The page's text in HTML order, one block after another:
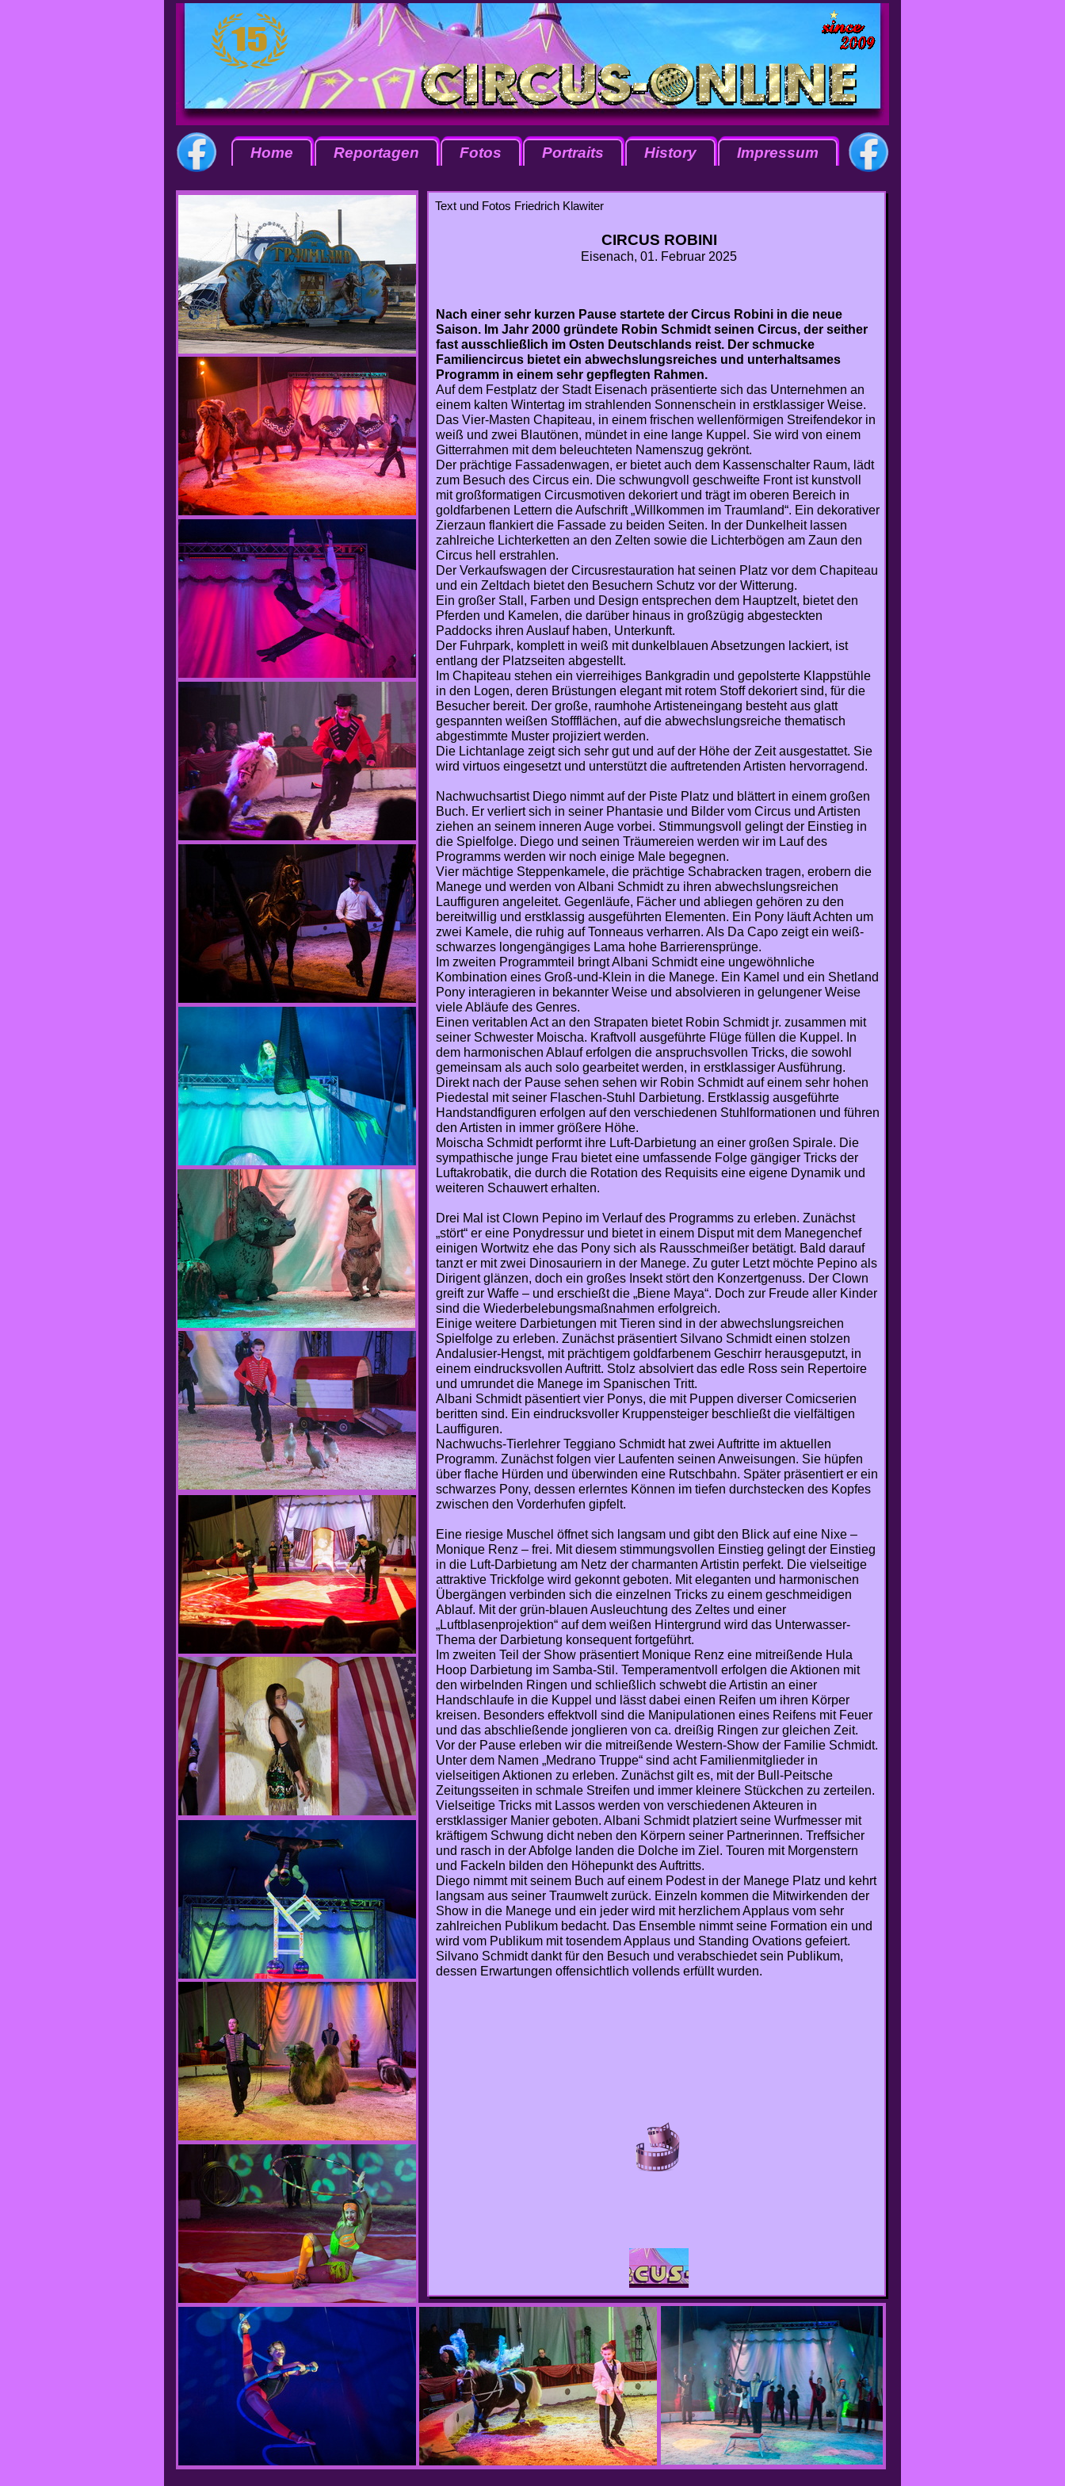
Home Reportagen Fotos Portraits History Impressum
Text und Fotos Friedrich Klawiter
CIRCUS ROBINI
Eisenach, 01. Februar 2025
Nach einer sehr kurzen Pause startete der Circus Robini in die neue
Saison. Im Jahr 2000 gründete Robin Schmidt seinen Circus, der seither
fast ausschließlich im Osten Deutschlands reist. Der schmucke
Familiencircus bietet ein abwechslungsreiches und unterhaltsames
Programm in einem sehr gepflegten Rahmen.
Auf dem Festplatz der Stadt Eisenach präsentierte sich das Unternehmen an
einem kalten Wintertag im strahlenden Sonnenschein in erstklassiger Weise.
Das Vier-Masten Chapiteau, in einem frischen wellenförmigen Streifendekor in
weiß und zwei Blautönen, mündet in eine lange Kuppel. Sie wird von einem
Gitterrahmen mit dem beleuchteten Namenszug gekrönt.
Der prächtige Fassadenwagen, er bietet auch dem Kassenschalter Raum, lädt
zum Besuch des Circus ein. Die schwungvoll geschweifte Front ist kunstvoll
mit großformatigen Circusmotiven dekoriert und trägt im oberen Bereich in
goldfarbenen Lettern die Aufschrift „Willkommen im Traumland“. Ein dekorativer
Zierzaun flankiert die Fassade zu beiden Seiten. In der Dunkelheit lassen
zahlreiche Lichterketten an den Zelten sowie die Lichterbögen am Zaun den
Circus hell erstrahlen.
Der Verkaufswagen der Circusrestauration hat seinen Platz vor dem Chapiteau
und ein Zeltdach bietet den Besuchern Schutz vor der Witterung.
Ein großer Stall, Farben und Design entsprechen dem Hauptzelt, bietet den
Pferden und Kamelen, die darüber hinaus in großzügig abgesteckten
Paddocks ihren Auslauf haben, Unterkunft.
Der Fuhrpark, komplett in weiß mit dunkelblauen Absetzungen lackiert, ist
entlang der Platzseiten abgestellt.
Im Chapiteau stehen ein vierreihiges Bankgradin und gepolsterte Klappstühle
in den Logen, deren Brüstungen elegant mit rotem Stoff dekoriert sind, für die
Besucher bereit. Der große, raumhohe Artisteneingang besteht aus glatt
gespannten weißen Stoffflächen, auf die abwechslungsreiche thematisch
abgestimmte Muster projiziert werden.
Die Lichtanlage zeigt sich sehr gut und auf der Höhe der Zeit ausgestattet. Sie
wird virtuos eingesetzt und unterstützt die auftretenden Artisten hervorragend.
Nachwuchsartist Diego nimmt auf der Piste Platz und blättert in einem großen
Buch. Er verliert sich in seiner Phantasie und Bilder vom Circus und Artisten
ziehen an seinem inneren Auge vorbei. Stimmungsvoll gelingt der Einstieg in
die Spielfolge. Diego und seinen Träumereien werden wir im Lauf des
Programms werden wir noch einige Male begegnen.
Vier mächtige Steppenkamele, die prächtige Schabracken tragen, erobern die
Manege und werden von Albani Schmidt zu ihren abwechslungsreichen
Lauffiguren angeleitet. Gegenläufe, Fächer und abliegen gehören zu den
bereitwillig und erstklassig ausgeführten Elementen. Ein Pony läuft Achten um
zwei Kamele, die ruhig auf Tonneaus verharren. Als Da Capo zeigt ein weiß-
schwarzes longengängiges Lama hohe Barrierensprünge.
Im zweiten Programmteil bringt Albani Schmidt eine ungewöhnliche
Kombination eines Groß-und-Klein in die Manege. Ein Kamel und ein Shetland
Pony interagieren in bekannter Weise und absolvieren in gelungener Weise
viele Abläufe des Genres.
Einen veritablen Act an den Strapaten bietet Robin Schmidt jr. zusammen mit
seiner Schwester Moischa. Kraftvoll ausgeführte Flüge füllen die Kuppel. In
dem harmonischen Ablauf erfolgen die anspruchsvollen Tricks, die sowohl
gemeinsam als auch solo gearbeitet werden, in erstklassiger Ausführung.
Direkt nach der Pause sehen sehen wir Robin Schmidt auf einem sehr hohen
Piedestal mit seiner Flaschen-Stuhl Darbietung. Erstklassig ausgeführte
Handstandfiguren erfolgen auf den verschiedenen Stuhlformationen und führen
den Artisten in immer größere Höhe.
Moischa Schmidt performt ihre Luft-Darbietung an einer großen Spirale. Die
sympathische junge Frau bietet eine umfassende Folge gängiger Tricks der
Luftakrobatik, die durch die Rotation des Requisits eine eigene Dynamik und
weiteren Schauwert erhalten.
Drei Mal ist Clown Pepino im Verlauf des Programms zu erleben. Zunächst
„stört“ er eine Ponydressur und bietet in einem Disput mit dem Manegenchef
einigen Wortwitz ehe das Pony sich als Rausschmeißer betätigt. Bald darauf
tanzt er mit zwei Dinosauriern in der Manege. Zu guter Letzt möchte Pepino als
Dirigent glänzen, doch ein großes Insekt stört den Konzertgenuss. Der Clown
greift zur Waffe – und erschießt die „Biene Maya“. Doch zur Freude aller Kinder
sind die Wiederbelebungsmaßnahmen erfolgreich.
Einige weitere Darbietungen mit Tieren sind in der abwechslungsreichen
Spielfolge zu erleben. Zunächst präsentiert Silvano Schmidt einen stolzen
Andalusier-Hengst, mit prächtigem goldfarbenem Geschirr herausgeputzt, in
einem eindrucksvollen Auftritt. Stolz absolviert das edle Ross sein Repertoire
und umrundet die Manege im Spanischen Tritt.
Albani Schmidt päsentiert vier Ponys, die mit Puppen diverser Comicserien
beritten sind. Ein eindrucksvoller Kruppensteiger beschließt die vielfältigen
Lauffiguren.
Nachwuchs-Tierlehrer Teggiano Schmidt hat zwei Auftritte im aktuellen
Programm. Zunächst folgen vier Laufenten seinen Anweisungen. Sie hüpfen
über flache Hürden und überwinden eine Rutschbahn. Später präsentiert er ein
schwarzes Pony, dessen erlerntes Können im tiefen durchstecken des Kopfes
zwischen den Vorderhufen gipfelt.
Eine riesige Muschel öffnet sich langsam und gibt den Blick auf eine Nixe –
Monique Renz – frei. Mit diesem stimmungsvollen Einstieg gelingt der Einstieg
in die Luft-Darbietung am Netz der charmanten Artistin perfekt. Die vielseitige
attraktive Trickfolge wird gekonnt geboten. Mit eleganten und harmonischen
Übergängen verbinden sich die einzelnen Tricks zu einem geschmeidigen
Ablauf. Mit der grün-blauen Ausleuchtung des Zeltes und einer
„Luftblasenprojektion“ auf dem weißen Hintergrund wird das Unterwasser-
Thema der Darbietung konsequent fortgeführt.
Im zweiten Teil der Show präsentiert Monique Renz eine mitreißende Hula
Hoop Darbietung im Samba-Stil. Temperamentvoll erfolgen die Aktionen mit
den wirbelnden Ringen und schließlich schwebt die Artistin an einer
Handschlaufe in die Kuppel und lässt dabei einen Reifen um ihren Körper
kreisen. Besonders effektvoll sind die Manipulationen eines Reifens mit Feuer
und das abschließende jonglieren von ca. dreißig Ringen zur gleichen Zeit.
Vor der Pause erleben wir die mitreißende Western-Show der Familie Schmidt.
Unter dem Namen „Medrano Truppe“ sind acht Familienmitglieder in
vielseitigen Aktionen zu erleben. Zunächst gilt es, mit der Bull-Peitsche
Zeitungsseiten in schmale Streifen und immer kleinere Stückchen zu zerteilen.
Vielseitige Tricks mit Lassos werden von verschiedenen Akteuren in
erstklassiger Manier geboten. Albani Schmidt platziert seine Wurfmesser mit
kräftigem Schwung dicht neben den Körpern seiner Partnerinnen. Treffsicher
und rasch in der Abfolge landen die Dolche im Ziel. Touren mit Morgenstern
und Fackeln bilden den Höhepunkt des Auftritts.
Diego nimmt mit seinem Buch auf einem Podest in der Manege Platz und kehrt
langsam aus seiner Traumwelt zurück. Einzeln kommen die Mitwirkenden der
Show in die Manege und ein jeder wird mit herzlichem Applaus vom sehr
zahlreichen Publikum bedacht. Das Ensemble nimmt seine Formation ein und
wird vom Publikum mit tosendem Applaus und Standing Ovations gefeiert.
Silvano Schmidt dankt für den Besuch und verabschiedet sein Publikum,
dessen Erwartungen offensichtlich vollends erfüllt wurden.